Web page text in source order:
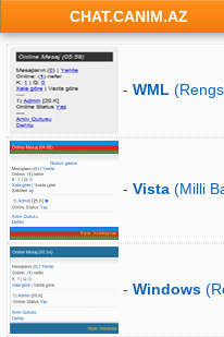
CHAT.CANIM.AZ
- WML
- Vista (Milli
- Windows